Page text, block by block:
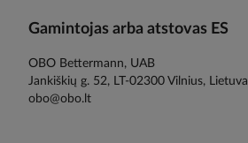
Gamintojas arba atstovas ES
OBO Bettermann, UAB
Jankiškių g. 52, LT-02300 Vilnius, Lietuva
obo@obo.lt